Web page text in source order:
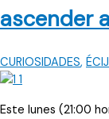
quién
la
Copa
ascender
CURIOSIDADES,
Este lunes (21:00